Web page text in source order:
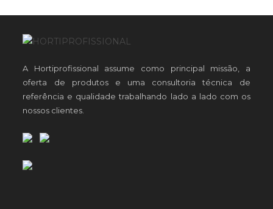
A Hortiprofissional assume como principal missão, a
oferta de produtos e uma consultoria técnica de
referência e qualidade trabalhando lado a lado com os
nossos clientes.